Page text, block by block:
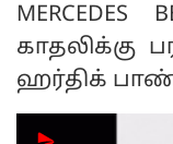
காதலிக்கு
ஹர்திக்